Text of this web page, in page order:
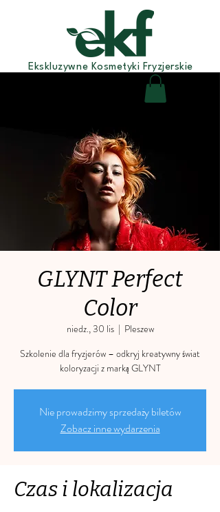
Ekskluzywne Kosmetyki Fryzjerskie
GLYNT Perfect
Color
niedz., 30 lis
  |
Pleszew
Szkolenie dla fryzjerów – odkryj kreatywny świat
koloryzacji z marką GLYNT
Nie prowadzimy sprzedaży biletów
Zobacz inne wydarzenia
Czas i lokalizacja